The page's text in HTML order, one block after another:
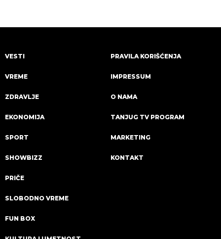
VESTI
VREME
ZDRAVLJE
EKONOMIJA
SPORT
SHOWBIZZ
PRIČE
SLOBODNO VREME
FUN BOX
PRAVILA KORIŠĆENJA
IMPRESSUM
O NAMA
TANJUG TV PROGRAM
MARKETING
KONTAKT